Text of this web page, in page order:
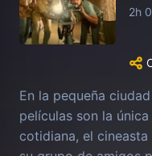
2h
En la pequeña
películas son la
cotidiana, el cineasta